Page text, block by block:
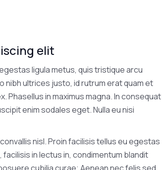
elit
ligula metus, quis tristique arcu
ultrices justo, id rutrum erat quam et
Phasellus in maximus magna. In consequat
enim sodales eget. Nulla eu nisi
nisl. Proin facilisis tellus eu egestas
in lectus in, condimentum blandit
cubilia curae; Aenean nec felis sed